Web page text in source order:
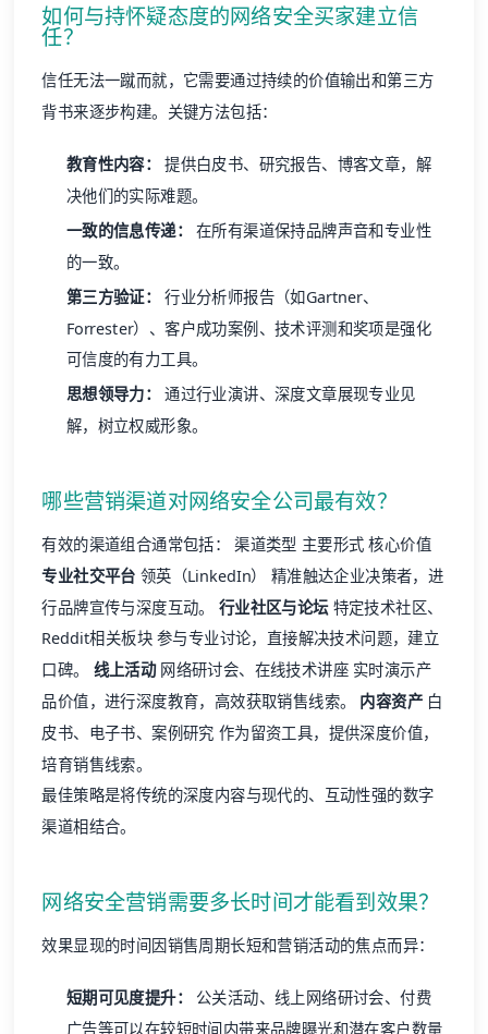
如何与持怀疑态度的网络安全买家建立信
任？
信任无法一蹴而就，它需要通过持续的价值输出和第三方
背书来逐步构建。关键方法包括：
教育性内容：
提供白皮书、研究报告、博客文章，解
决他们的实际难题。
一致的信息传递：
在所有渠道保持品牌声音和专业性
的一致。
第三方验证：
行业分析师报告（如Gartner、
Forrester）、客户成功案例、技术评测和奖项是强化
可信度的有力工具。
思想领导力：
通过行业演讲、深度文章展现专业见
解，树立权威形象。
哪些营销渠道对网络安全公司最有效？
有效的渠道组合通常包括： 渠道类型 主要形式 核心价值
专业社交平台 领英（LinkedIn） 精准触达企业决策者，进
行品牌宣传与深度互动。 行业社区与论坛特定技术社区、
Reddit相关板块 参与专业讨论，直接解决技术问题，建立
口碑。 线上活动网络研讨会、在线技术讲座 实时演示产
品价值，进行深度教育，高效获取销售线索。 内容资产 白
皮书、电子书、案例研究 作为留资工具，提供深度价值，
培育销售线索。
最佳策略是将传统的深度内容与现代的、互动性强的数字
渠道相结合。
网络安全营销需要多长时间才能看到效果？
效果显现的时间因销售周期长短和营销活动的焦点而异：
短期可见度提升：
公关活动、线上网络研讨会、付费
广告等可以在较短时间内带来品牌曝光和潜在客户数量